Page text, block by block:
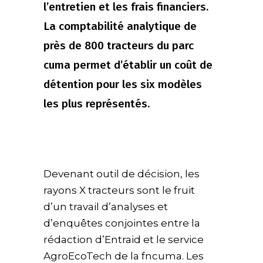
l’entretien et les frais financiers.
La comptabilité analytique de
près de 800 tracteurs du parc
cuma permet d’établir un coût de
détention pour les six modèles
les plus représentés.
Devenant outil de décision, les
rayons X tracteurs sont le fruit
d’un travail d’analyses et
d’enquêtes conjointes entre la
rédaction d’Entraid et le service
AgroEcoTech de la fncuma. Les